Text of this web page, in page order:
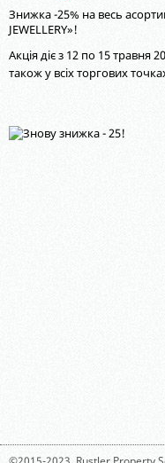
Знижка -25% на весь
JEWELLERY»!
Акція діє з 12 по 15 травня
також у всіх торгових